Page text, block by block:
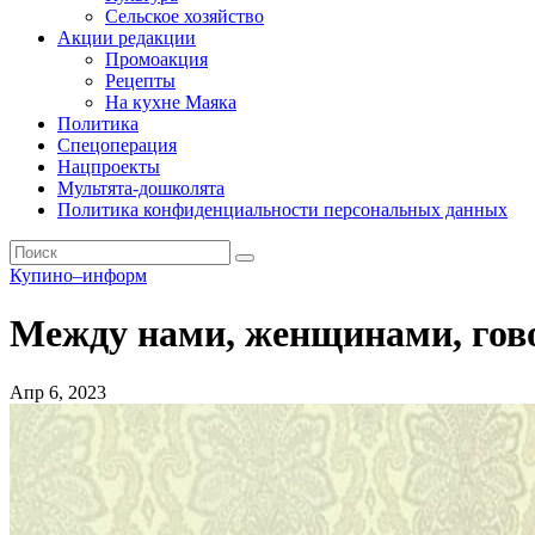
Сельское хозяйство
Акции редакции
Промоакция
Рецепты
На кухне Маяка
Политика
Спецоперация
Нацпроекты
Мультята-дошколята
Политика конфиденциальности персональных данных
Купино–информ
Между нами, женщинами,
Апр 6, 2023